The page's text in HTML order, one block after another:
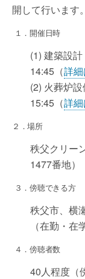
開して行います。
１．開催日時
(1) 建築設
14:45（詳
(2) 火葬炉
15:45（詳
２．場所
秩父クリー
1477番地）
３．傍聴できる方
秩父市、横
（在勤・在
４．傍聴者数
40人程度（